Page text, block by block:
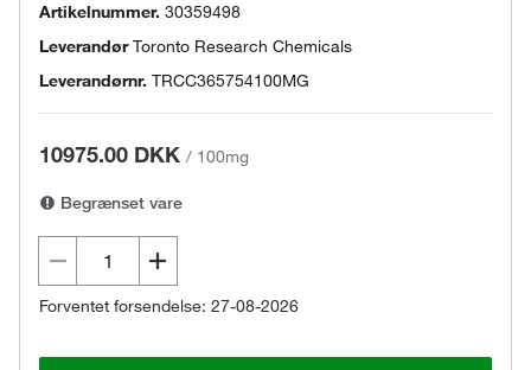
Artikelnummer. 30359498
LeverandørToronto Research Chemicals
Leverandørnr. TRCC365754100MG
10975.00 DKK / 100mg
Begrænset vare
Forventet forsendelse: 27-08-2026